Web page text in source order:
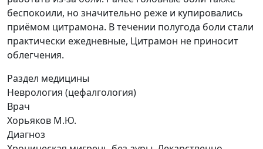
беспокоили, но значительно реже и купировались
приёмом цитрамона. В течении полугода боли стали
практически ежедневные, Цитрамон не приносит
облегчения.
Раздел медицины
Неврология (цефалгология)
Врач
Хорьяков М.Ю.
Диагноз